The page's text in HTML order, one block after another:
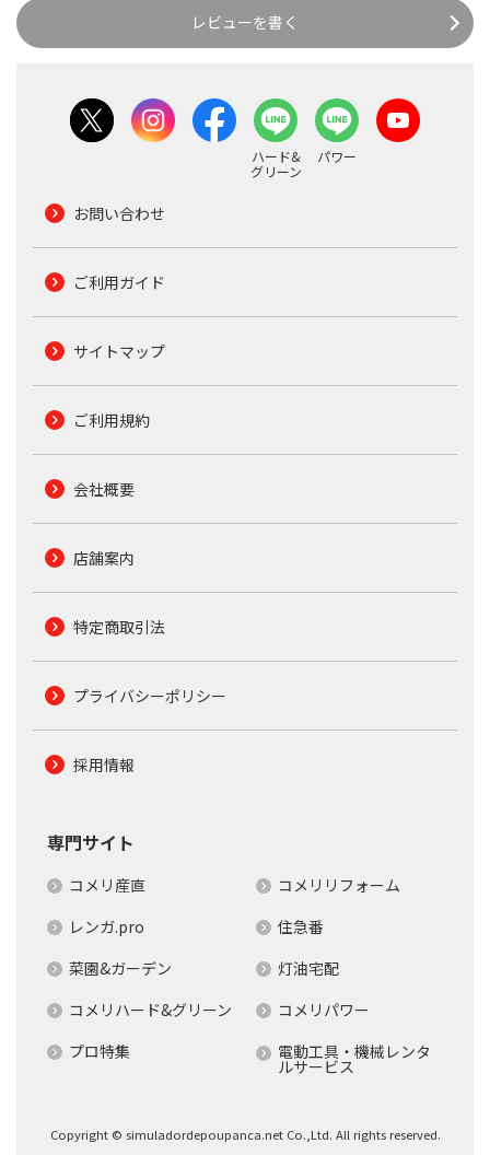
レビューを書く
ハード&
グリーン
パワー
お問い合わせ
ご利用ガイド
サイトマップ
ご利用規約
会社概要
店舗案内
特定商取引法
プライバシーポリシー
採用情報
専門サイト
コメリ産直
コメリリフォーム
レンガ.pro
住急番
菜園&ガーデン
灯油宅配
コメリハード&グリーン
コメリパワー
プロ特集
電動工具・機械レンタ
ルサービス
Copyright © simuladordepoupanca.net Co.,Ltd. All rights reserved.